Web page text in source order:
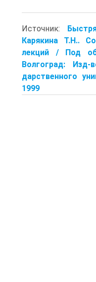
Источник:
Карякина Т.Н..
лекций / Под
Волгоград: Изд-
дарственного
1999